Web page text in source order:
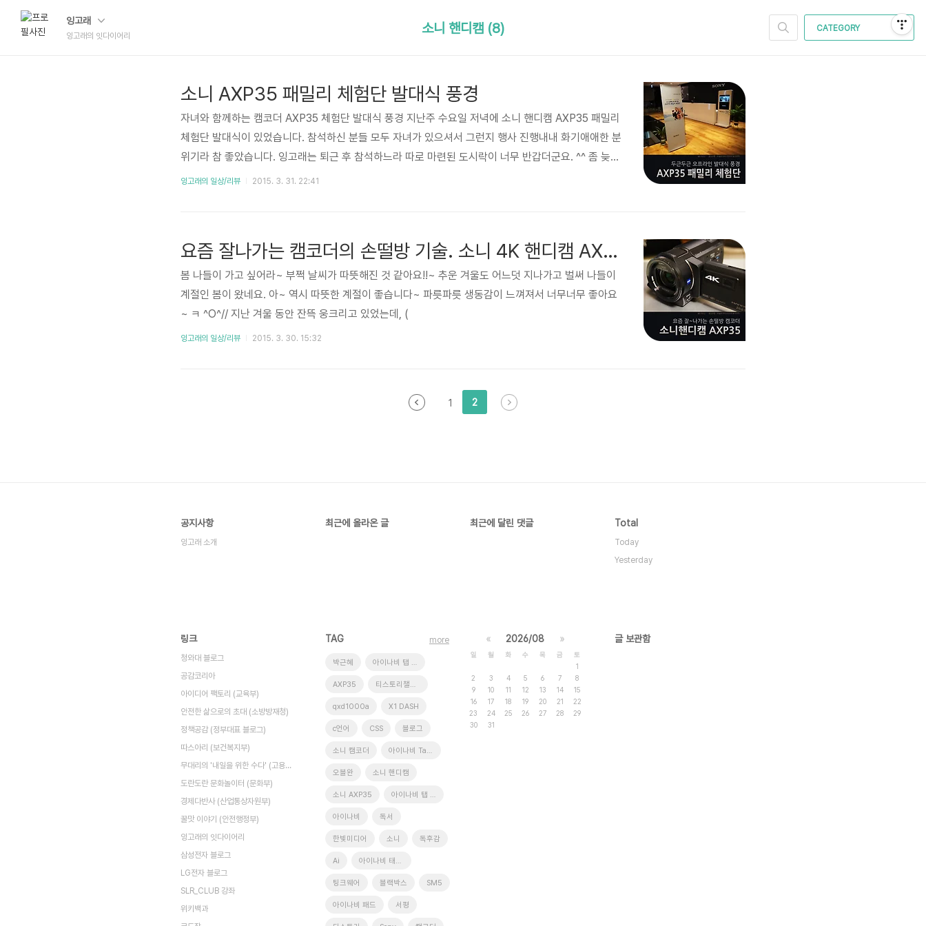
잉고래
잉고래의 잇다이어리
CATEGORY
소니 핸디캠 (8)
소니 AXP35 패밀리 체험단 발대식 풍경
자녀와 함께하는 캠코더 AXP35 체험단 발대식 풍경 지난주 수요일 저녁에 소니 핸디캠 AXP35 패밀리
체험단 발대식이 있었습니다. 참석하신 분들 모두 자녀가 있으셔서 그런지 행사 진행내내 화기애애한 분
위기라 참 좋았습니다. 잉고래는 퇴근 후 참석하느라 따로 마련된 도시락이 너무 반갑더군요. ^^ 좀 늦은
감이 있지만 짧은 후기입니다. 시간에 간당간당하게 갔는데 자리가 어떻게 맨 앞자리였습니다. 덕분에
잉고래의 일상/리뷰 2015. 3. 31. 22:41
요즘 잘나가는 캠코더의 손떨방 기술. 소니 4K 핸디캠 AXP35
봄 나들이 가고 싶어라~ 부쩍 날씨가 따뜻해진 것 같아요!!~ 추운 겨울도 어느덧 지나가고 벌써 나들이
계절인 봄이 왔네요. 아~ 역시 따뜻한 계절이 좋습니다~ 파릇파릇 생동감이 느껴져서 너무너무 좋아요
~ ㅋ ^O^// 지난 겨울 동안 잔뜩 웅크리고 있었는데, (
잉고래의 일상/리뷰 2015. 3. 30. 15:32
1 2
공지사항
잉고래 소개
최근에 올라온 글 최근에 달린 댓글 Total
Today
Yesterday
링크
청와대 블로그
공감코리아
아이디어 팩토리 (교육부)
안전한 삶으로의 초대 (소방방재청)
정책공감 (정부대표 블로그)
따스아리 (보건복지부)
무대리의 '내일을 위한 수다' (고용노동부)
도란도란 문화놀이터 (문화부)
경제다반사 (산업통상자원부)
꿀맛 이야기 (안전행정부)
잉고래의 잇다이어리
삼성전자 블로그
LG전자 블로그
SLR_CLUB 강좌
위키백과
TAG
박근혜 아이나비 탭 xd9
AXP35 티스토리챌린지
qxd1000a X1 DASH
c언어 CSS 블로그
소니 캠코더 아이나비 Tab XD9
오블완 소니 핸디캠
소니 AXP35 아이나비 탭 XD11 Pro
아이나비 독서
한빛미디어 소니 독후감
Ai 아이나비 태블릿
팅크웨어 블랙박스 SM5
아이나비 패드 서평
more « 2026/08 »
일 월 화 수 목 금
토
1
2
3 4 5 6 7
8
9
10 11 12 13 14
15
16
17 18 19 20 21
22
23
24 25 26 27 28
29
30
31
글 보관함